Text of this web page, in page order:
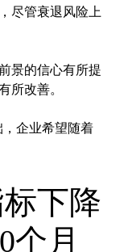
尽管衰退风险上
景的信心有所提
所改善。
企业希望随着
下降
个月